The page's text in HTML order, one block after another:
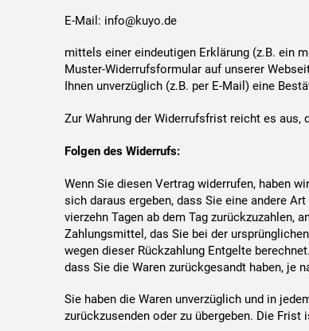
E-Mail: info@kuyo.de
mittels einer eindeutigen Erklärung (z.B. ein
Muster-Widerrufsformular auf unserer
Ihnen unverzüglich (z.B. per E-Mail) eine
Zur Wahrung der Widerrufsfrist reicht es
Folgen des Widerrufs:
Wenn Sie diesen Vertrag widerrufen, haben
sich daraus ergeben, dass Sie eine andere
vierzehn Tagen ab dem Tag zurückzuzahlen,
Zahlungsmittel, das Sie bei der
wegen dieser Rückzahlung Entgelte
dass Sie die Waren zurückgesandt haben, je
Sie haben die Waren unverzüglich und in
zurückzusenden oder zu übergeben. Die Frist